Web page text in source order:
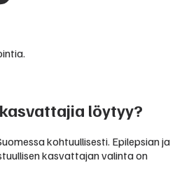
löytyy?
kohtuullisesti. Epilepsian ja
kasvattajan valinta on